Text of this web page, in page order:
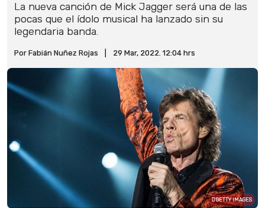
La nueva canción de Mick Jagger será una de las
pocas que el ídolo musical ha lanzado sin su
legendaria banda.
Por Fabián Nuñez Rojas 29 Mar, 2022. 12:04 hrs
GETTY IMAGES